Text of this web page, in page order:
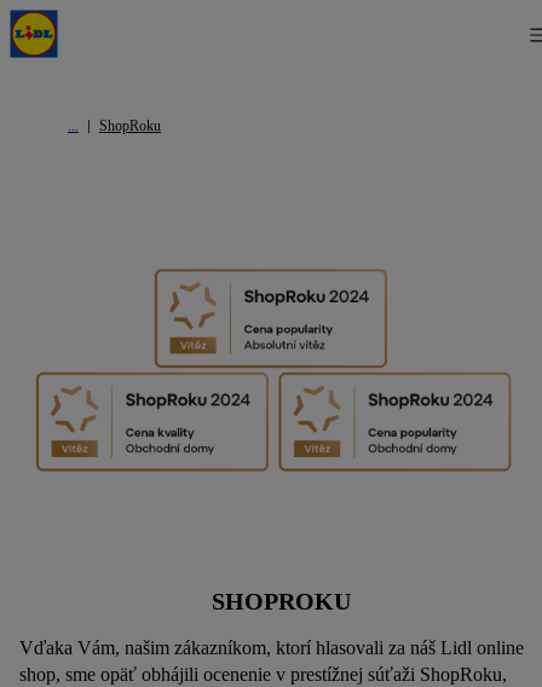
ShopRoku
SHOPROKU
Vďaka Vám, našim zákazníkom, ktorí hlasovali za náš Lidl online
shop, sme opäť obhájili ocenenie v prestížnej súťaži ShopRoku,